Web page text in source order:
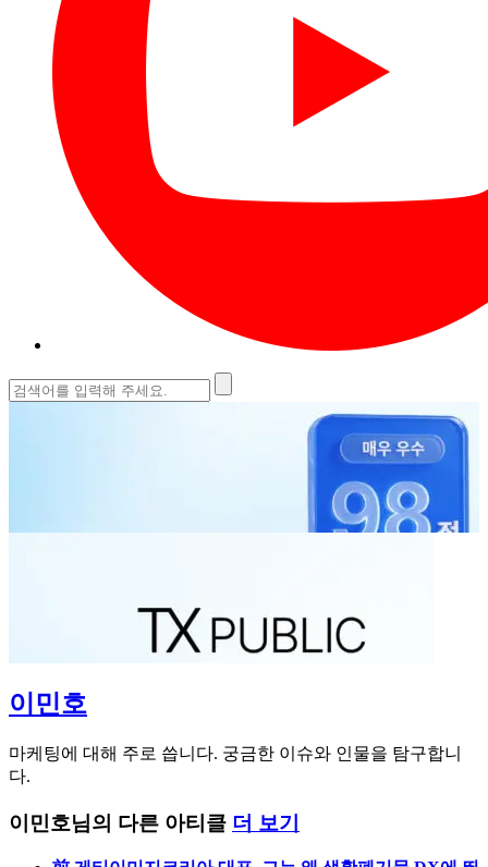
검
색:
이민호
마케팅에 대해 주로 씁니다. 궁금한 이슈와 인물을 탐구합니
다.
이민호님의 다른 아티클 더 보기